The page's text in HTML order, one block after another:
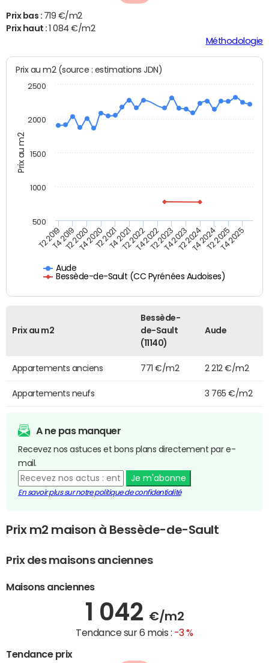
Prix bas : 719 €/m2
Prix haut :1 084 €/m2
Méthodologie
Prix au m2
Prix au m2 (source : estimations JDN)
Aude
Bessède-de-Sault (CC Pyrénées Audoises)
T2 2019T4 2019T2 2020T4 2020T2 2021T4 2021T2 2022T4 2022T2 2023T4 2023T2 2024T4 2024T2 2025T4 2025
500
1000
1500
2000
2500
Prix au m2
Bessède-
de-Sault
(11140)
Aude
Appartements anciens 771 €/m2 2 212 €/m2
Appartements neufs 3 765 €/m2
A ne pas manquer
Recevez nos astuces et bons plans directement par e-
mail.
Je m'abonne
En savoir plus sur notre politique de confidentialité
Prix m2 maison à Bessède-de-Sault
Prix des maisons anciennes
Maisons anciennes
1 042 €/m2
Tendance sur 6 mois : -3 %
Tendance prix